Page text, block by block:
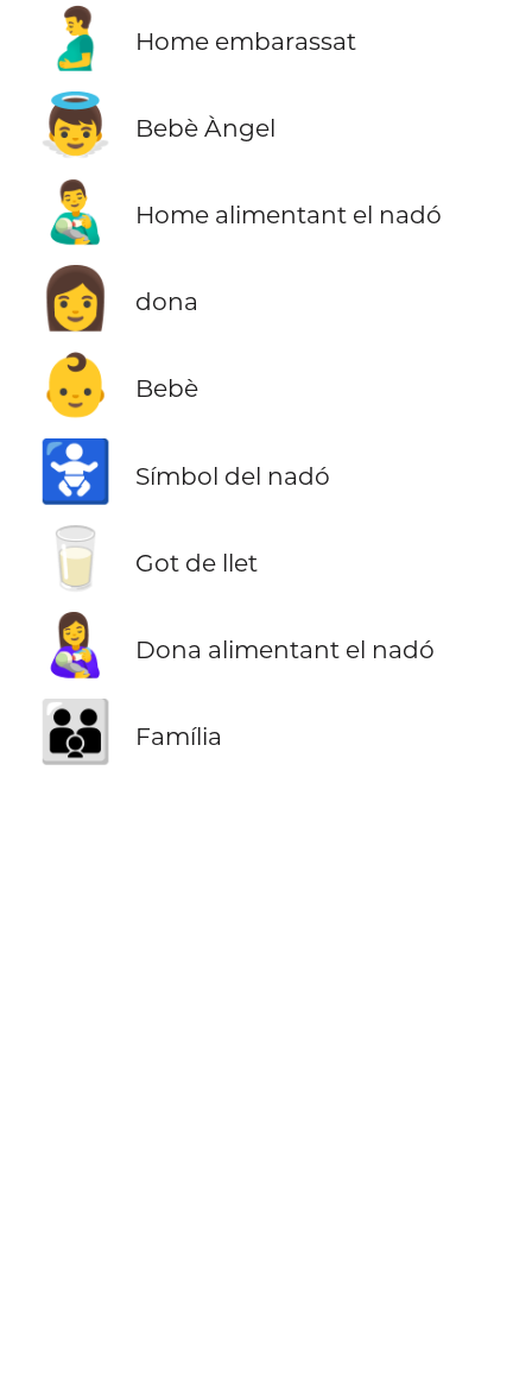
🫃 Home embarassat
👼 Bebè Àngel
👨‍🍼 Home alimentant el nadó
👩 dona
👶 Bebè
🚼 Símbol del nadó
🥛 Got de llet
👩‍🍼 Dona alimentant el nadó
👪 Família